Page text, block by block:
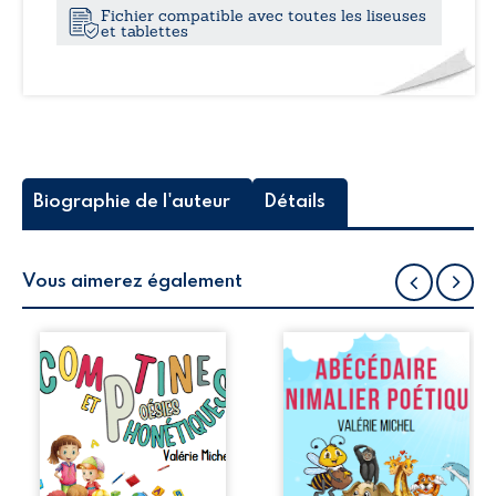
Juste quelques vers sympathiques,
Je vous garantis de la gaieté,
Et des exclamations à satiété !
Fichier compatible avec toutes les liseuses
et tablettes
Biographie de l'auteur Détails
Vous aimerez également
Parents, grands-
parents,
enseignants dans
tous les cycles,
orthophonistes,
animateurs
d’ateliers
d’écriture, ce
Les enfants sont
par nature
curieux. Ils
s’intéressent bien
volontiers aux
animaux, quel que
soit leur âge. Voici,
à leur attention,